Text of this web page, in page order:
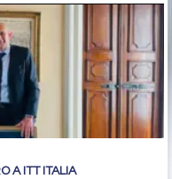
A ITT ITALIA